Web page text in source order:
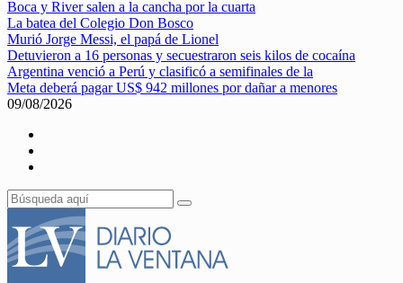
Boca y River salen a la cancha por la cuarta
La batea del Colegio Don Bosco
Murió Jorge Messi, el papá de Lionel
Detuvieron a 16 personas y secuestraron seis kilos de cocaína
Argentina venció a Perú y clasificó a semifinales de la
Meta deberá pagar US$ 942 millones por dañar a menores
09/08/2026